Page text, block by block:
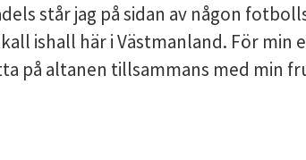
står jag på sidan av någon
ishall här i Västmanland. För min
på altanen tillsammans med min